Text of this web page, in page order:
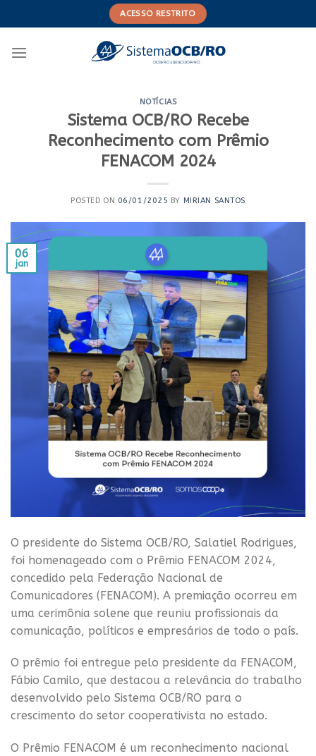
to
ACESSO RESTRITO
NOTÍCIAS
Sistema OCB/RO Recebe
Reconhecimento com Prêmio
FENACOM 2024
POSTED ON 06/01/2025 BY MIRIAN SANTOS
06
jan
O presidente do Sistema OCB/RO, Salatiel Rodrigues,
foi homenageado com o Prêmio FENACOM 2024,
concedido pela Federação Nacional de
Comunicadores (FENACOM). A premiação ocorreu em
uma cerimônia solene que reuniu profissionais da
comunicação, políticos e empresários de todo o país.
O prêmio foi entregue pelo presidente da FENACOM,
Fábio Camilo, que destacou a relevância do trabalho
desenvolvido pelo Sistema OCB/RO para o
crescimento do setor cooperativista no estado.
O Prêmio FENACOM é um reconhecimento nacional